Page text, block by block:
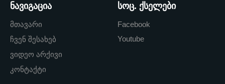
ნავიგაცია
მთავარი
ჩვენ შესახებ
ვიდეო არქივი
კონტაქტი
სოც. ქსელები
Facebook
Youtube